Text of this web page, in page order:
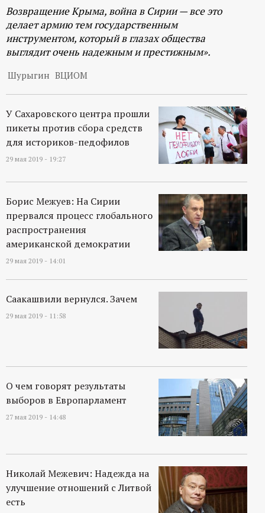
Возвращение Крыма, война в Сирии — все это
делает армию тем государственным
инструментом, который в глазах общества
выглядит очень надежным и престижным».
Шурыгин ВЦИОМ
У Сахаровского центра прошли
пикеты против сбора средств
для историков-педофилов
29 мая 2019 - 19:27
Борис Межуев: На Сирии
прервался процесс глобального
распространения
американской демократии
29 мая 2019 - 14:01
Саакашвили вернулся. Зачем
29 мая 2019 - 11:58
О чем говорят результаты
выборов в Европарламент
27 мая 2019 - 14:48
Николай Межевич: Надежда на
улучшение отношений с Литвой
есть